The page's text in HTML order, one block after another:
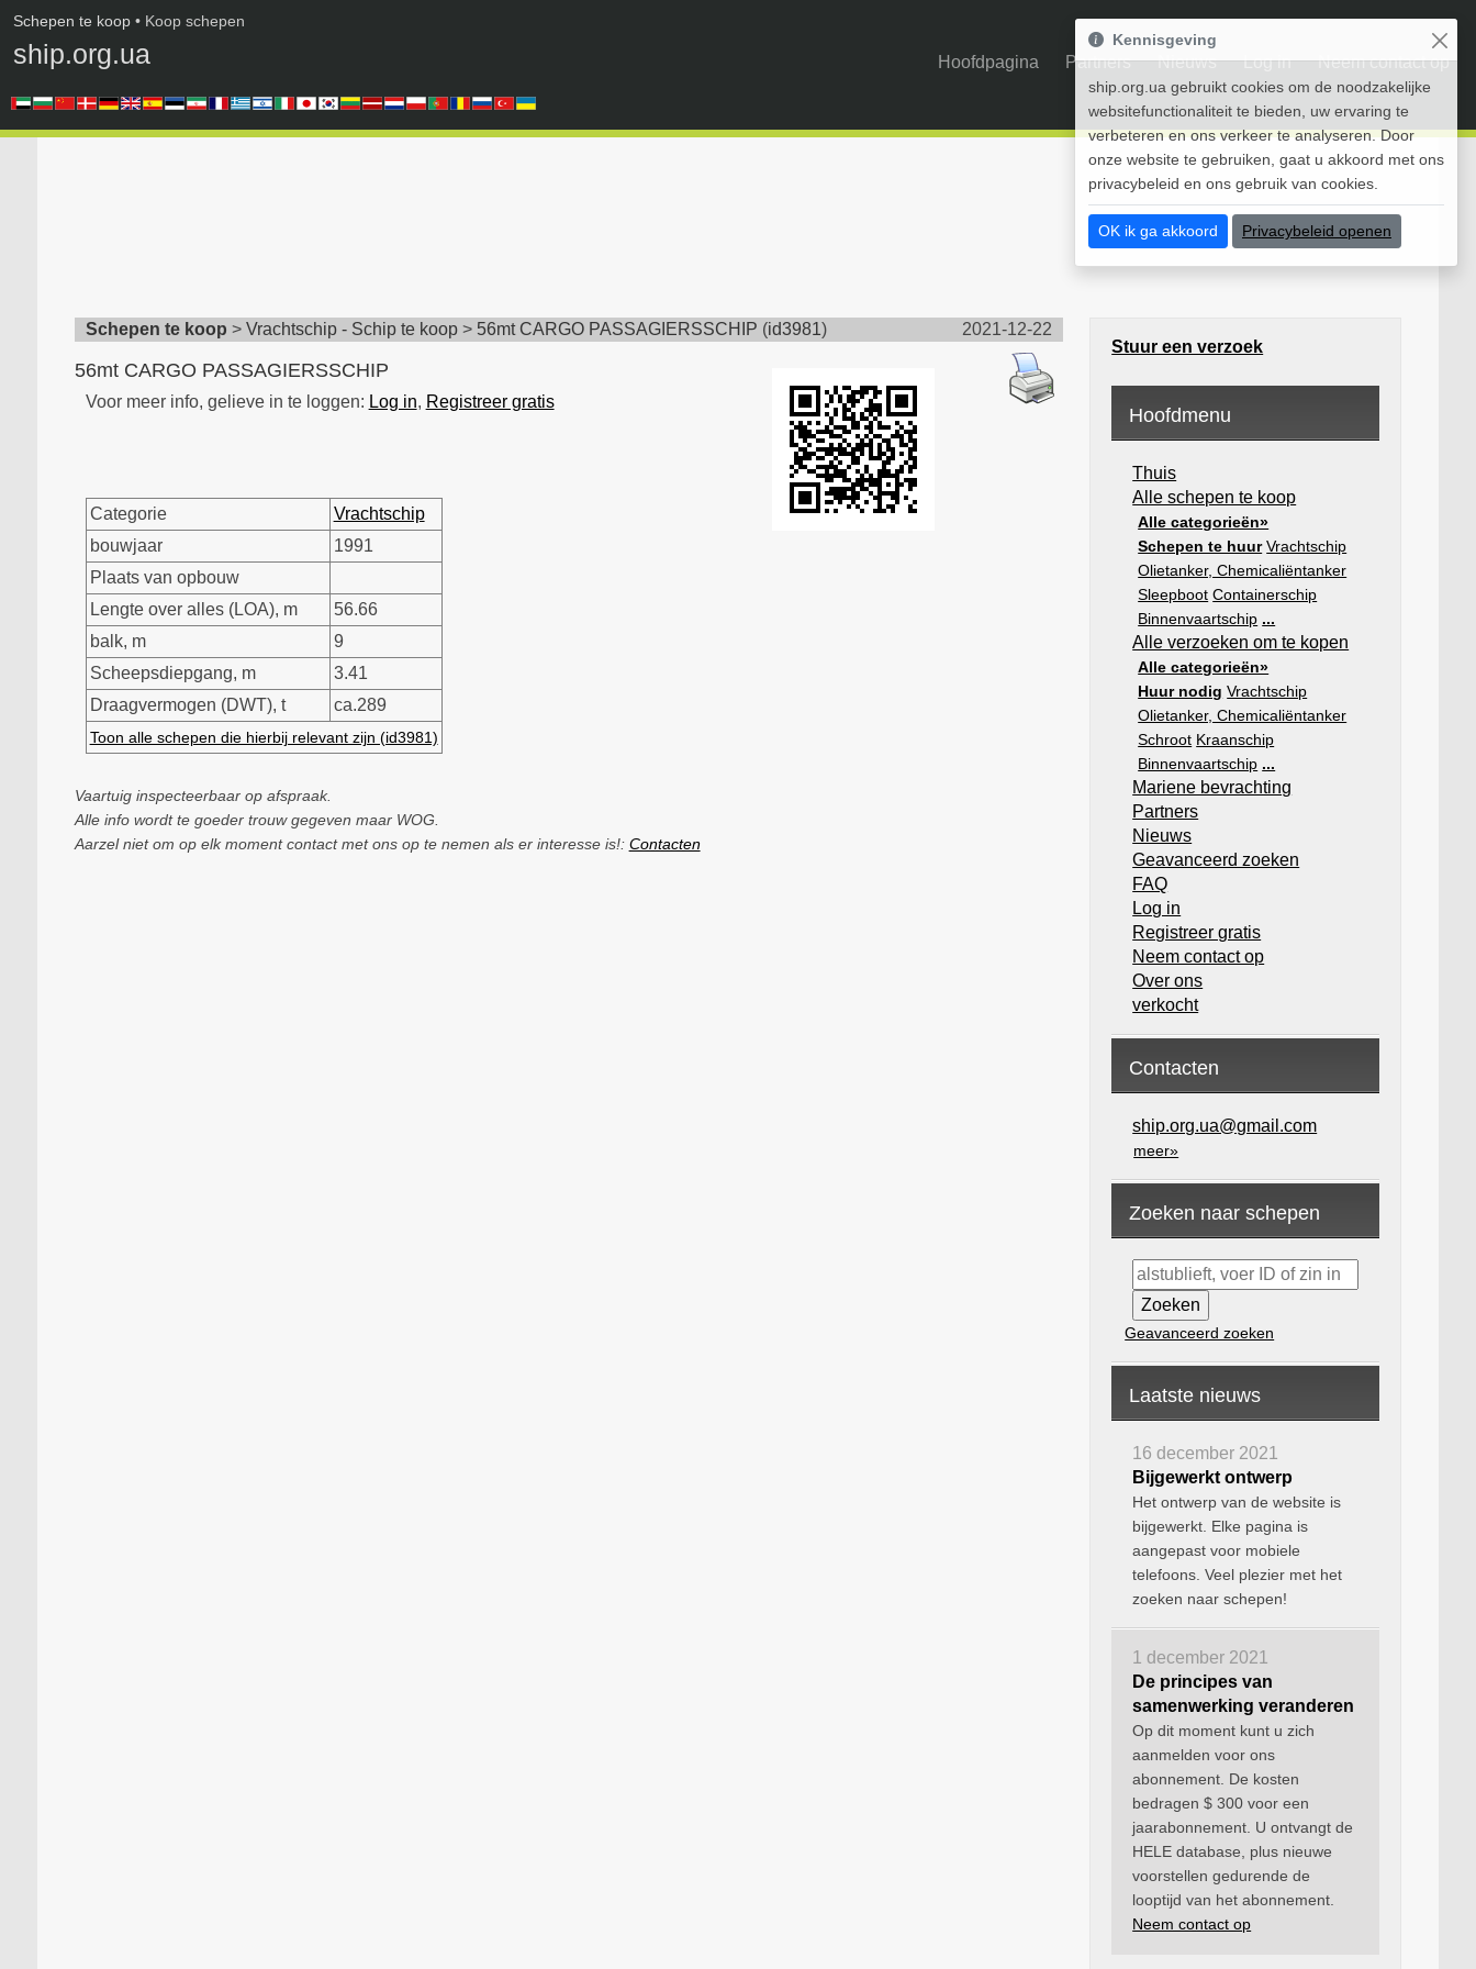
Schepen te koop • Koop schepen
ship.org.ua Hoofdpagina Partners Nieuws Log in Neem contact op
Schepen te koop > Vrachtschip - Schip te koop> 56mt CARGO PASSAGIERSSCHIP (id3981) 2021-12-22
56mt CARGO PASSAGIERSSCHIP
Voor meer info, gelieve in te loggen: Log in, Registreer gratis
Categorie
Vrachtschip
bouwjaar
1991
Plaats van opbouw
Lengte over alles (LOA), m
56.66
balk, m
9
Scheepsdiepgang, m
3.41
Draagvermogen (DWT), t
ca.289
Toon alle schepen die hierbij relevant zijn (id3981)
Vaartuig inspecteerbaar op afspraak.
Alle info wordt te goeder trouw gegeven maar WOG.
Aarzel niet om op elk moment contact met ons op te nemen als er interesse is!: Contacten
Stuur een verzoek
Hoofdmenu
Thuis
Alle schepen te koop
Alle categorieën»
Schepen te huur Vrachtschip
Olietanker, Chemicaliëntanker
Sleepboot Containerschip
Binnenvaartschip ...
Alle verzoeken om te kopen
Alle categorieën»
Huur nodig Vrachtschip
Olietanker, Chemicaliëntanker
Schroot Kraanschip
Binnenvaartschip ...
Mariene bevrachting
Partners
Nieuws
Geavanceerd zoeken
FAQ
Log in
Registreer gratis
Neem contact op
Over ons
verkocht
Contacten
ship.org.ua@gmail.com
meer»
Zoeken naar schepen
Geavanceerd zoeken
Laatste nieuws
16 december 2021
Bijgewerkt ontwerp
Het ontwerp van de website is
bijgewerkt. Elke pagina is
aangepast voor mobiele
telefoons. Veel plezier met het
zoeken naar schepen!
1 december 2021
De principes van
samenwerking veranderen
Op dit moment kunt u zich
aanmelden voor ons
abonnement. De kosten
bedragen $ 300 voor een
jaarabonnement. U ontvangt de
HELE database, plus nieuwe
voorstellen gedurende de
looptijd van het abonnement.
Neem contact op
Kennisgeving
ship.org.ua gebruikt cookies om de noodzakelijke
websitefunctionaliteit te bieden, uw ervaring te
verbeteren en ons verkeer te analyseren. Door
onze website te gebruiken, gaat u akkoord met ons
privacybeleid en ons gebruik van cookies.
OK ik ga akkoord Privacybeleid openen